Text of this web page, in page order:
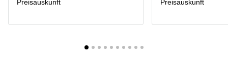
Preisauskunft
Preisauskunft